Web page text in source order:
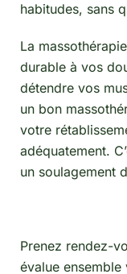
habitudes, sans
La
durable à vos
détendre vos
un bon
votre
adéquatement.
un soulagement
Prenez rendez-
évalue